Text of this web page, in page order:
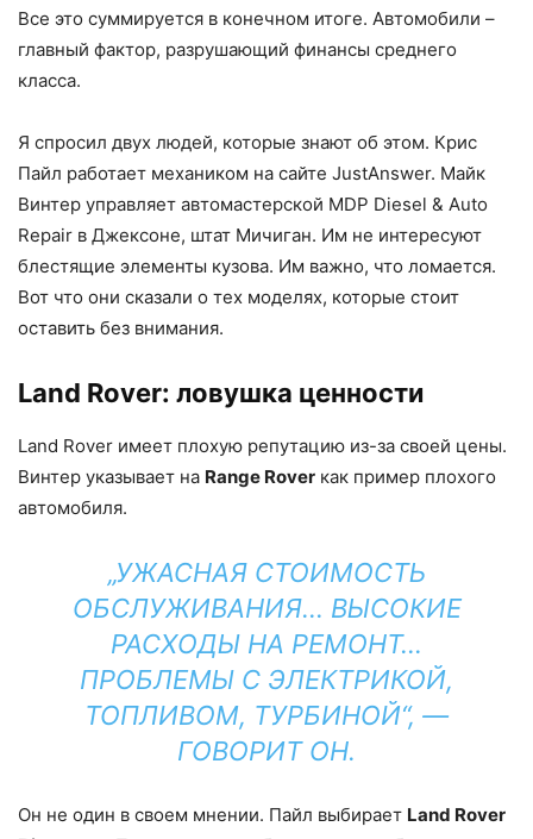
Все это суммируется в конечном итоге. Автомобили –
главный фактор, разрушающий финансы среднего
класса.
Я спросил двух людей, которые знают об этом. Крис
Пайл работает механиком на сайте JustAnswer. Майк
Винтер управляет автомастерской MDP Diesel & Auto
Repair в Джексоне, штат Мичиган. Им не интересуют
блестящие элементы кузова. Им важно, что ломается.
Вот что они сказали о тех моделях, которые стоит
оставить без внимания.
Land Rover: ловушка ценности
Land Rover имеет плохую репутацию из-за своей цены.
Винтер указывает на Range Rover как пример плохого
автомобиля.
„УЖАСНАЯ СТОИМОСТЬ
ОБСЛУЖИВАНИЯ… ВЫСОКИЕ
РАСХОДЫ НА РЕМОНТ…
ПРОБЛЕМЫ С ЭЛЕКТРИКОЙ,
ТОПЛИВОМ, ТУРБИНОЙ“, —
ГОВОРИТ ОН.
Он не один в своем мнении. Пайл выбирает Land Rover